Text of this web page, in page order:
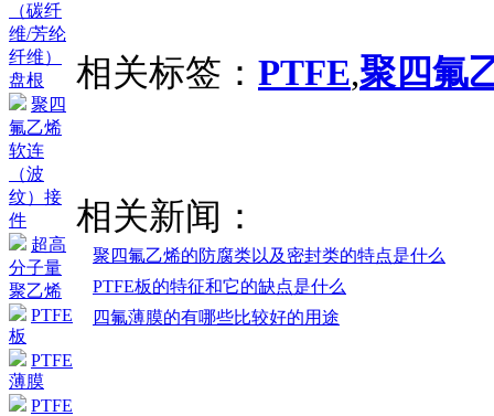
（碳纤
维/芳纶
纤维）
盘根
聚四
氟乙烯
软连
（波
纹）接
件
超高
分子量
聚乙烯
PTFE
板
PTFE
薄膜
PTFE
相关标签： PTFE,聚四氟
相关新闻：
聚四氟乙烯的防腐类以及密封类的特点是什么
PTFE板的特征和它的缺点是什么
四氟薄膜的有哪些比较好的用途